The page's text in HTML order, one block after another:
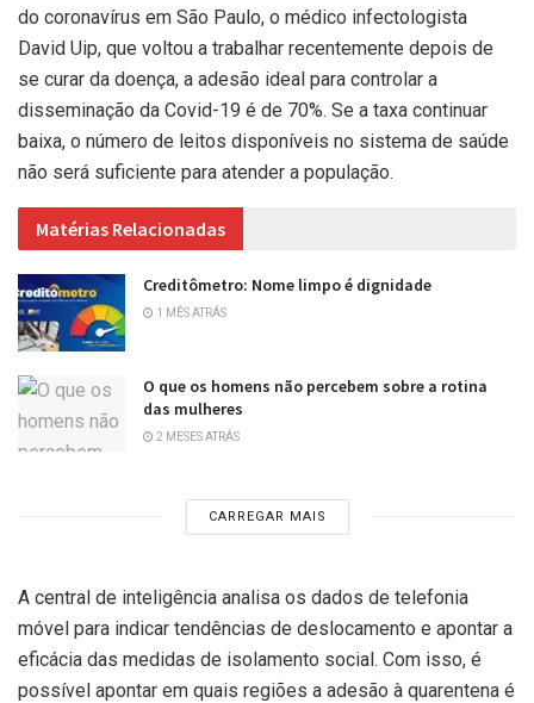
do coronavírus em São Paulo, o médico infectologista
David Uip, que voltou a trabalhar recentemente depois de
se curar da doença, a adesão ideal para controlar a
disseminação da Covid-19 é de 70%. Se a taxa continuar
baixa, o número de leitos disponíveis no sistema de saúde
não será suficiente para atender a população.
Matérias Relacionadas
Creditômetro: Nome limpo é dignidade
1 MÊS ATRÁS
O que os homens não percebem sobre a rotina
das mulheres
2 MESES ATRÁS
CARREGAR MAIS
A central de inteligência analisa os dados de telefonia
móvel para indicar tendências de deslocamento e apontar a
eficácia das medidas de isolamento social. Com isso, é
possível apontar em quais regiões a adesão à quarentena é